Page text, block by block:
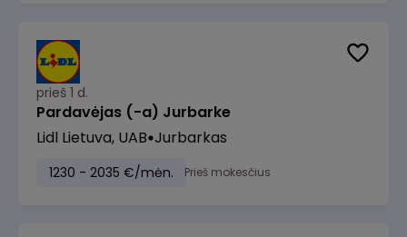
prieš 1 d.
Pardavėjas (-a) Jurbarke
Lidl Lietuva, UAB Jurbarkas
1230 - 2035 €/mėn. Prieš mokesčius